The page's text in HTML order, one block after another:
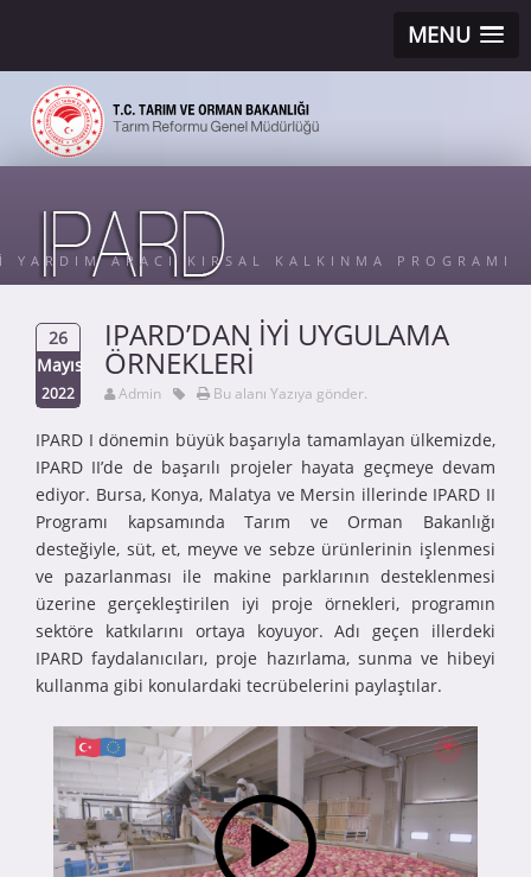
MENU
ARACI KIRSAL KALKINMA PROGRAMI
26
Mayıs
2022
IPARD’DAN İYİ UYGULAMA
ÖRNEKLERİ
Admin Bu alanı Yazıya gönder.
IPARD I dönemin büyük başarıyla tamamlayan ülkemizde,
IPARD II’de de başarılı projeler hayata geçmeye devam
ediyor. Bursa, Konya, Malatya ve Mersin illerinde IPARD II
Programı kapsamında Tarım ve Orman Bakanlığı
desteğiyle, süt, et, meyve ve sebze ürünlerinin işlenmesi
ve pazarlanması ile makine parklarının desteklenmesi
üzerine gerçekleştirilen iyi proje örnekleri, programın
sektöre katkılarını ortaya koyuyor. Adı geçen illerdeki
IPARD faydalanıcıları, proje hazırlama, sunma ve hibeyi
kullanma gibi konulardaki tecrübelerini paylaştılar.